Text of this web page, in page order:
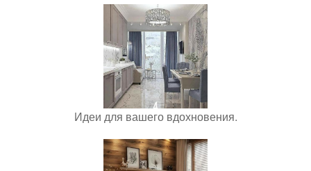
Идеи для вашего вдохновения.